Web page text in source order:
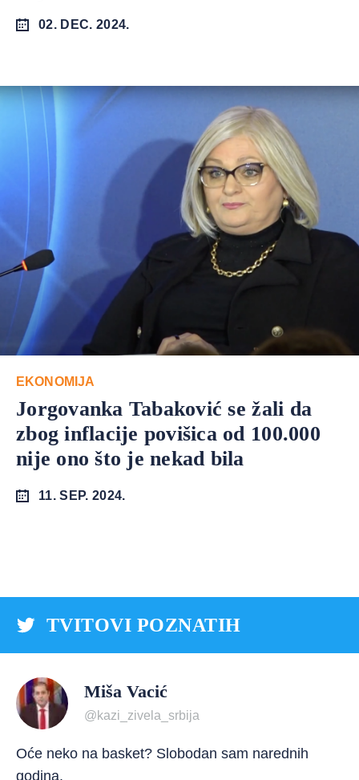
02. DEC. 2024.
EKONOMIJA
Jorgovanka Tabaković se žali da
zbog inflacije povišica od 100.000
nije ono što je nekad bila
11. SEP. 2024.
TVITOVI POZNATIH
Miša Vacić
@kazi_zivela_srbija
Oće neko na basket? Slobodan sam narednih
godina.